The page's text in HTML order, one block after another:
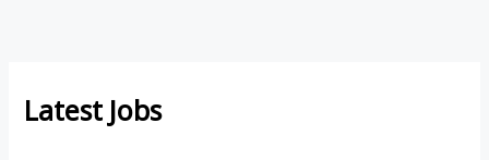
Latest Jobs